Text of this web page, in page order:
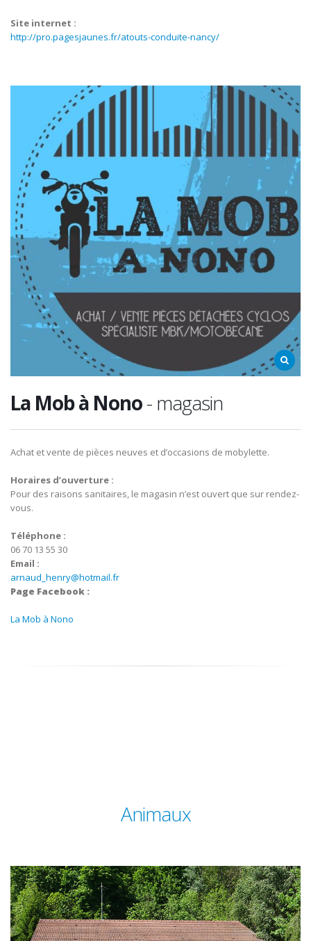
Site internet :
http://pro.pagesjaunes.fr/atouts-conduite-nancy/
La Mob à Nono- magasin
Achat et vente de pièces neuves et d’occasions de mobylette.
Horaires d’ouverture :
Pour des raisons sanitaires, le magasin n’est ouvert que sur rendez-
vous.
Téléphone :
06 70 13 55 30
Email :
arnaud_henry@hotmail.fr
Page Facebook :
La Mob à Nono
Animaux